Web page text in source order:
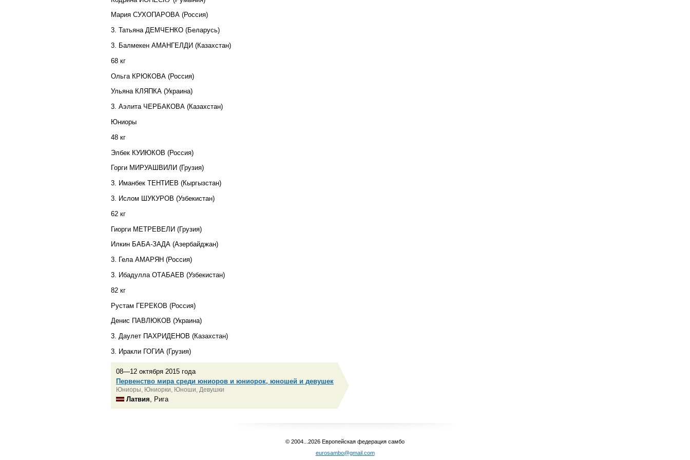
Мария СУХОПАРОВА (Россия)
3. Татьяна ДЕМЧЕНКО (Беларусь)
3. Балмекен АМАНГЕЛДИ (Казахстан)
68 кг
Ольга КРЮКОВА (Россия)
Ульяна КЛЯПКА (Украина)
3. Аэлита ЧЕРБАКОВА (Казахстан)
Юниоры
48 кг
Элбек КУИЮКОВ (Россия)
Горги МИРУАШВИЛИ (Грузия)
3. Иманбек ТЕНТИЕВ (Кыргызстан)
3. Ислом ШУКУРОВ (Узбекистан)
62 кг
Гиорги МЕТРЕВЕЛИ (Грузия)
Илкин БАБА-ЗАДА (Азербайджан)
3. Гела АМАРЯН (Россия)
3. Ибадулла ОТАБАЕВ (Узбекистан)
82 кг
Рустам ГЕРЕКОВ (Россия)
Денис ПАВЛЮКОВ (Украина)
3. Даулет ПАХРИДЕНОВ (Казахстан)
3. Иракли ГОГИА (Грузия)
08—12 октября 2015 года
Первенство мира среди юниоров и юниорок, юношей и девушек
Юниоры, Юниорки, Юноши, Девушки
Латвия , Рига
© 2004...2026 Европейская федерация самбо
eurosambo@gmail.com